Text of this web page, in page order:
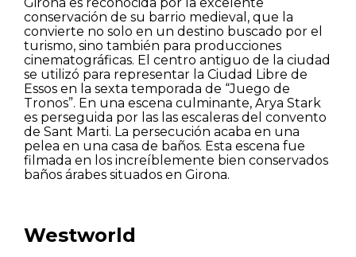
conservación de su barrio medieval, que la
convierte no solo en un destino buscado por el
turismo, sino también para producciones
cinematográficas. El centro antiguo de la ciudad
se utilizó para representar la Ciudad Libre de
Essos en la sexta temporada de “Juego de
Tronos”. En una escena culminante, Arya Stark
es perseguida por las las escaleras del convento
de Sant Marti. La persecución acaba en una
pelea en una casa de baños. Esta escena fue
filmada en los increíblemente bien conservados
baños árabes situados en Girona.
Westworld